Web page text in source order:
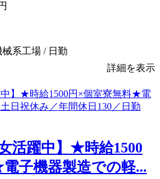
系工場 / 日勤
詳細を表示
活躍中】★時給1500
子機器製造での軽...